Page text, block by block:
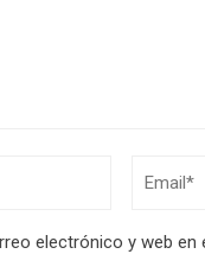
electrónico y web